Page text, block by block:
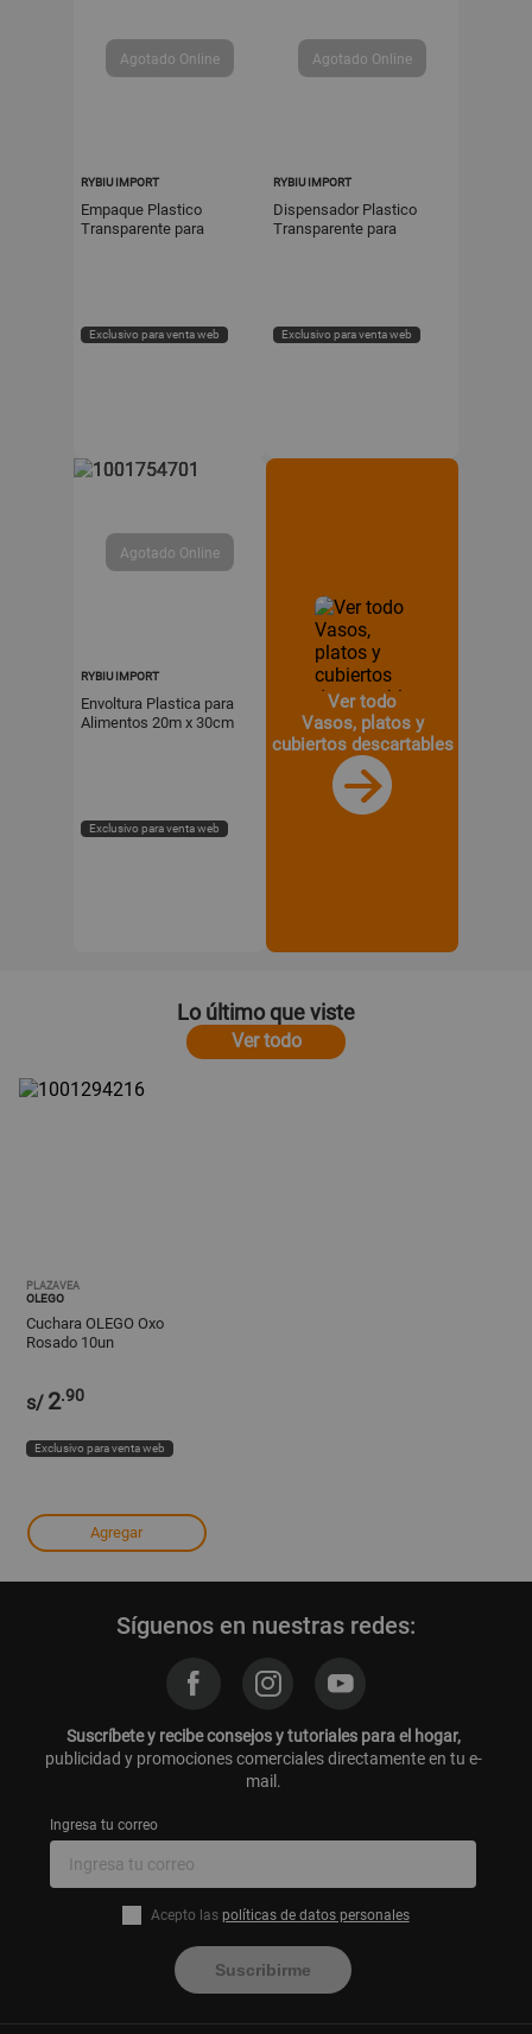
RYBIU IMPORT
Empaque Plastico
Transparente para
Exclusivo para venta web
RYBIU IMPORT
Dispensador Plastico
Transparente para
Exclusivo para venta web
RYBIU IMPORT
Envoltura Plastica para
Alimentos 20m x 30cm
Exclusivo para venta web
Ver todo
Vasos, platos y
cubiertos descartables
Lo último que viste
Ver todo
PLAZAVEA
OLEGO
Cuchara OLEGO Oxo
Rosado 10un
s/ 2.90
Exclusivo para venta web
Agregar
Síguenos en nuestras redes:
Suscríbete y recibe consejos y tutoriales para el hogar,
publicidad y promociones comerciales directamente en tu e-
mail.
Ingresa tu correo
Acepto las políticas de datos personales
Suscribirme